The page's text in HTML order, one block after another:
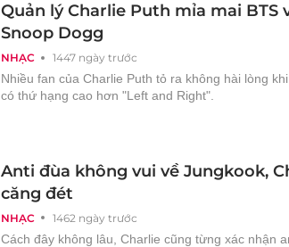
NHẠC 1447 ngày trước
Quản lý Charlie Puth mỉa mai BTS
Snoop Dogg
Nhiều fan của Charlie Puth tỏ ra không hài lòng
có thứ hạng cao hơn "Left and Right".
NHẠC 1462 ngày trước
Anti đùa không vui về Jungkook,
căng đét
Cách đây không lâu, Charlie cũng từng xác nhận